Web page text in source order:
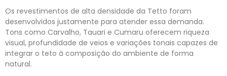
Os revestimentos de alta densidade da Tetto foram
desenvolvidos justamente para atender essa demanda.
Tons como Carvalho, Tauari e Cumaru oferecem riqueza
visual, profundidade de veios e variações tonais capazes de
integrar o teto à composição do ambiente de forma
natural.